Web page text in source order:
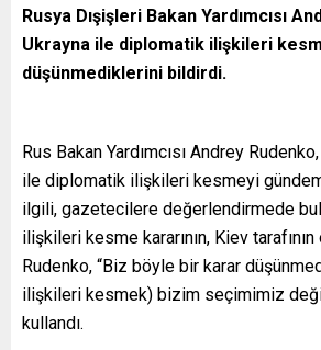
Rusya Dışişleri Bakan Yardımcısı
Ukrayna ile diplomatik ilişkileri
düşünmediklerini bildirdi.
Rus Bakan Yardımcısı Andrey
ile diplomatik ilişkileri kesmeyi
ilgili, gazetecilere değerlendirmede
ilişkileri kesme kararının, Kiev
Rudenko, “Biz böyle bir karar
ilişkileri kesmek) bizim seçimimiz
kullandı.